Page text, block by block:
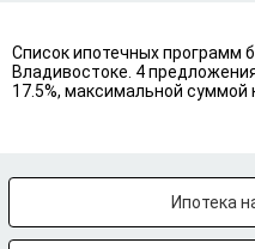
Список ипотечных программ
Владивостоке. 4
17.5%, максимальной суммой
Ипотека